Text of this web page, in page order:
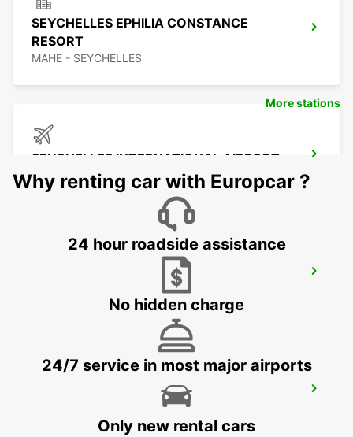
SEYCHELLES EPHILIA CONSTANCE
RESORT
MAHE - SEYCHELLES
SEYCHELLES INTERNATIONAL AIRPORT
MAHE - SEYCHELLES
SEYCHELLES DOMESTIC AIRPORT
SEYCHELLES FOUR SEASONS RESORT
More stations
Why renting car with Europcar ?
24 hour roadside assistance
No hidden charge
24/7 service in most major airports
Only new rental cars